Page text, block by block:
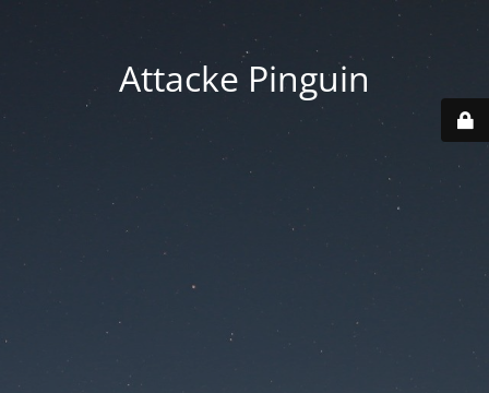
Attacke Pinguin